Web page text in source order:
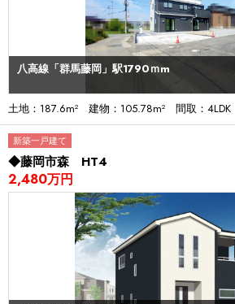
八高線「群馬藤岡」駅1790ｍm
土地：187.6m² 建物：105.78m² 間取：4LDK
新築一戸建て
◆藤岡市森 HT4
2,480万円